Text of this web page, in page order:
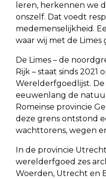
leren, herkennen we
onszelf. Dat voedt
medemenselijkheid.
waar wij met de Limes
De Limes – de
Rijk – staat sinds 2021
Werelderfgoedlijst.
eeuwenlang de
Romeinse provincie
deze grens ontstond
wachttorens, wegen
In de provincie
werelderfgoed zes
Woerden, Utrecht en